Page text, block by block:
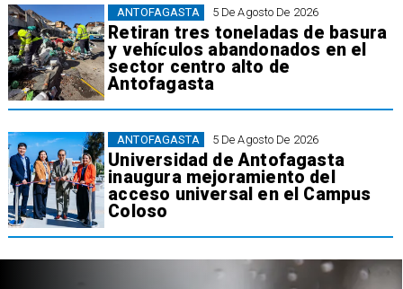
5 De Agosto De 2026
Retiran tres toneladas de basura
y vehículos abandonados en el
sector centro alto de
Antofagasta
ANTOFAGASTA
5 De Agosto De 2026
Universidad de Antofagasta
inaugura mejoramiento del
acceso universal en el Campus
Coloso
ANTOFAGASTA